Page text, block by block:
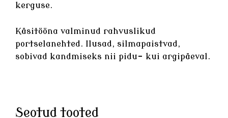
kerguse.
Käsitööna valminud rahvuslikud
portselanehted. Ilusad, silmapaistvad,
sobivad kandmiseks nii pidu- kui argipäeval.
Seotud tooted